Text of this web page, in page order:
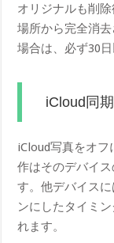
オリジナルも削
場所から完全消
場合は、必ず30
iCloud同
iCloud写真をオ
作はそのデバイ
す。他デバイス
ンにしたタイミ
れます。